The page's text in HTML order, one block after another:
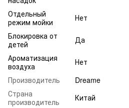
Отдельный
режим мойки
Нет
Блокировка от
детей
Да
Ароматизация
воздуха
Нет
Производитель
Dreame
Страна
производитель
Китай